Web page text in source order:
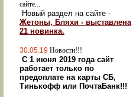
сайте...
Новый раздел на сайте -
Жетоны, Бляхи - выставлена
21 новинка.
30.05.19 Новости!!!
С 1 июня 2019 года сайт
работает только по
предоплате на карты СБ,
Тинькофф или ПочтаБанк!!!